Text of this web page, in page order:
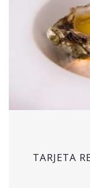
TARJETA